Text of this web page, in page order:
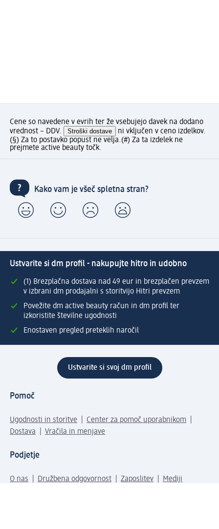
Cene so navedene v evrih ter že vsebujejo davek na dodano
vrednost – DDV.
Stroški dostave
ni vključen v ceno izdelkov.
(§) Za to postavko popust ne velja.(#) Za ta izdelek ne
prejmete active beauty točk.
Kako vam je všeč spletna stran?
Ustvarite si dm profil - nakupujte hitro in udobno
(1) Brezplačna dostava nad 49 eur in brezplačen prevzem
v izbrani dm prodajalni s storitvijo Hitri prevzem
Povežite dm active beauty račun in dm profil ter
izkoristite številne ugodnosti
Enostaven pregled preteklih naročil
Ustvarite si svoj dm profil
Pomoč
Ugodnosti in storitve
Center za pomoč uporabnikom
Dostava
Vračila in menjave
Podjetje
O nas Družbena odgovornost Zaposlitev Mediji